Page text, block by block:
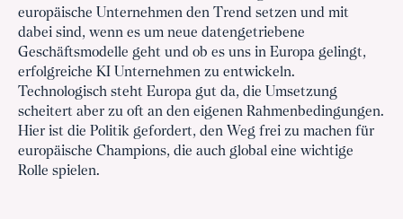
europäische Unternehmen den Trend setzen und mit
dabei sind, wenn es um neue datengetriebene
Geschäftsmodelle geht und ob es uns in Europa gelingt,
erfolgreiche KI Unternehmen zu entwickeln.
Technologisch steht Europa gut da, die Umsetzung
scheitert aber zu oft an den eigenen Rahmenbedingungen.
Hier ist die Politik gefordert, den Weg frei zu machen für
europäische Champions, die auch global eine wichtige
Rolle spielen.